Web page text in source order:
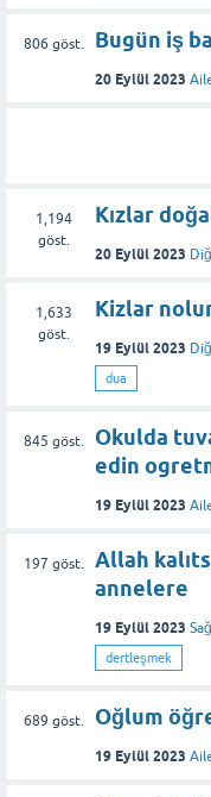
806 göst. Bugün iş
20 Eylül 2023
1,194
göst.
Kızlar
20 Eylül 2023
1,633
göst.
Kizlar
19 Eylül 2023
dua
845 göst.
Okulda
edin
19 Eylül 2023
197 göst.
Allah
annelere
19 Eylül 2023
dertleşmek
689 göst. Oğlum
19 Eylül 2023